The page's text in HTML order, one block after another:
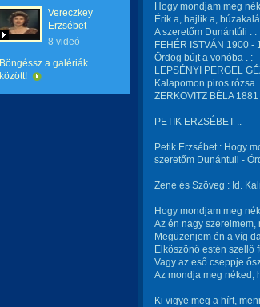
Vereczkey
Erzsébet
8 videó
Böngéssz a galériák
között!
Hogy mondjam meg
Érik a, hajlik a,
A szeretőm Dunántúli . :
FEHÉR ISTVÁN 1900 -
Ördög bújt a vonóba . :
LEPSÉNYI PERGEL
Kalapomon piros rózsa
ZERKOVITZ BÉLA
PETIK ERZSÉBET ..
Petik Erzsébet : Hogy
szeretőm Dunántuli -
Zene és Szöveg : Id.
Hogy mondjam meg
Az én nagy
Megüzenjem én a víg
Elköszönő estén szellő
Vagy az eső cseppje
Az mondja meg néked,
Ki vigye meg a hírt,